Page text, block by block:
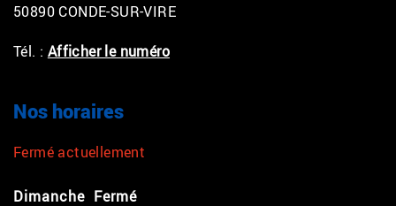
50890 CONDE-SUR-VIRE
Tél. : Afficher le numéro
Nos horaires
Fermé actuellement
Dimanche Fermé